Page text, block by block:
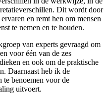
Dit wordt door
en remt hen om mensen
te nemen en te houden.
van experts gevraagd om
voor één van de zes
en ook om de praktische
Daarnaast heb ik de
te benoemen voor de
uitvoert.